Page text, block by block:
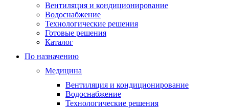
Вентиляция и кондиционирование
Водоснабжение
Технологические решения
Готовые решения
Каталог
По назначению
Медицина
Вентиляция и кондиционирование
Водоснабжение
Технологические решения